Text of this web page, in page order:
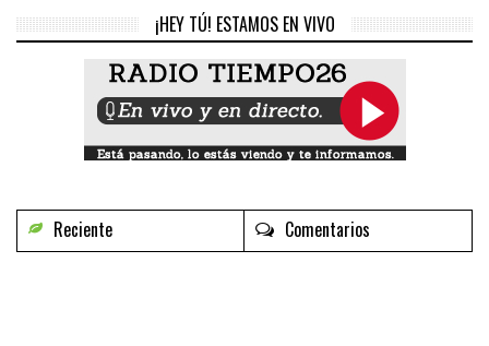
¡HEY TÚ! ESTAMOS EN VIVO
Reciente Comentarios